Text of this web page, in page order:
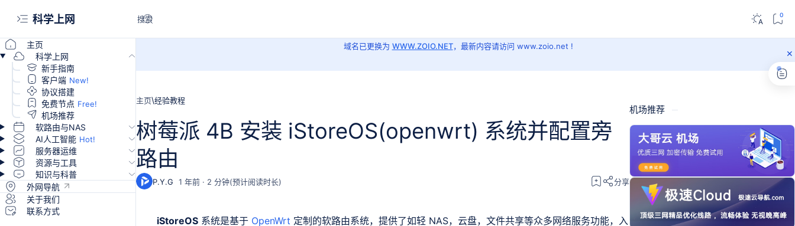
科学上网
主页
科学上网
新手指南
客户端
协议搭建
免费节点
机场推荐
软路由与NAS
AI人工智能
服务器运维
资源与工具
知识与科普
外网导航
关于我们
联系方式
域名已更换为 WWW.ZOIO.NET，最新内容请访问 www.zoio.net !
主页 经验教程
树莓派 4B 安装 iStoreOS(openwrt) 系统并配置旁
路由
1 年前 2
iStoreOS 系统是基于 OpenWrt 定制的软路由系统，提供了如轻 NAS，云盘，文件共享等众多网络服务功能，入
机场推荐